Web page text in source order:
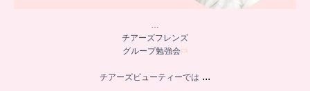
…
チアーズフレンズ
グループ勉強会
チアーズビューティーでは ...